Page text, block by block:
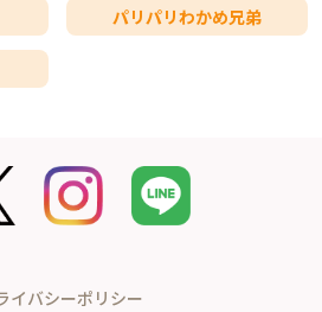
パリパリわかめ兄弟
イバシーポリシー